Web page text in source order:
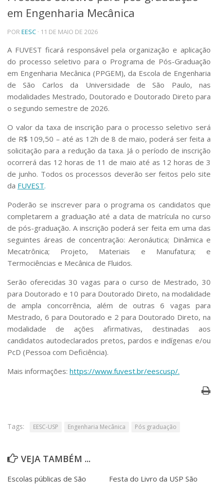
Telefones e Mapas
Pessoas
Ensino
Graduação
Pós-Graduação
Educação a distância
Cursos de Extensão
Pesquisa e Inovação
Linhas de Pesquisa
Pós-doutorado
Iniciação Científica
Transferência de Tecnologia
Empresas Juniores
Extensão à Comunidade
Projetos, Programas e Cursos
Museus e Espaços Interativos
Serviços
Bibliotecas
Apoio ao Estudante
Segurança, Trânsito e Prevenção
RH, Administrativo e Financeiro
Outros serviços
Comunicação
Assessorias e Mídias
Aplicativos e Sites
Jornal da USP
Agenda de Eventos
em Engenharia Mecânica
POREESC · 11 DE MAIO DE 2026
A FUVEST ficará responsável pela organização e aplicação
do processo seletivo para o Programa de Pós-Graduação
em Engenharia Mecânica (PPGEM), da Escola de Engenharia
de São Carlos da Universidade de São Paulo, nas
modalidades Mestrado, Doutorado e Doutorado Direto para
o segundo semestre de 2026.
O valor da taxa de inscrição para o processo seletivo será
de R$ 109,50 – até as 12h de 8 de maio, poderá ser feita a
solicitação para a redução da taxa. Já o período de inscrição
ocorrerá das 12 horas de 11 de maio até as 12 horas de 3
de junho. Todos os processos deverão ser feitos pelo site
da FUVEST.
Poderão se inscrever para o programa os candidatos que
completarem a graduação até a data de matrícula no curso
de pós-graduação. A inscrição poderá ser feita em uma das
seguintes áreas de concentração: Aeronáutica; Dinâmica e
Mecatrônica; Projeto, Materiais e Manufatura; e
Termociências e Mecânica de Fluidos.
Serão oferecidas 30 vagas para o curso de Mestrado, 30
para Doutorado e 10 para Doutorado Direto, na modalidade
de ampla concorrência, além de outras 6 vagas para
Mestrado, 6 para Doutorado e 2 para Doutorado Direto, na
modalidade de ações afirmativas, destinadas aos
candidatos autodeclarados pretos, pardos e indígenas e/ou
PcD (Pessoa com Deficiência).
Mais informações: https://www.fuvest.br/eescusp/.
Tags: EESC-USP Engenharia Mecânica Pós graduação
VEJA TAMBÉM ...
Escolas públicas de São
Festa do Livro da USP São